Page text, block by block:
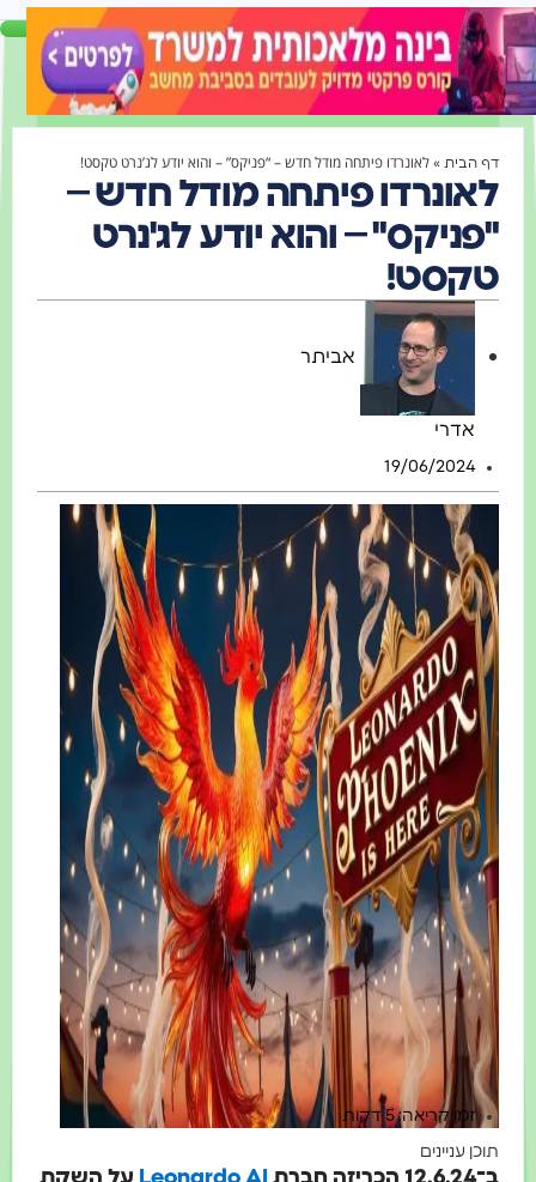
»לאונרדו פיתחה מודל חדש – “פניקס” – והוא יודע לג’נרט טקסט!
פיתחה מודל חדש –
– והוא יודע לג'נרט
אביתר
19/06/2024
זמן קריאה: 5 דקות
עניינים